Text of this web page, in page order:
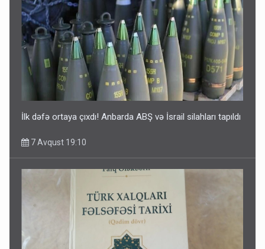
İlk dəfə ortaya çıxdı! Anbarda ABŞ və İsrail silahları tapıldı
7 Avqust 19:10